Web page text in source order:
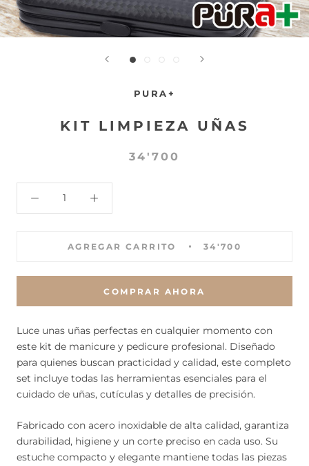
PURA+
KIT LIMPIEZA UÑAS
34'700
AGREGAR CARRITO 34'700
COMPRAR AHORA
Luce unas uñas perfectas en cualquier momento con
este kit de manicure y pedicure profesional. Diseñado
para quienes buscan practicidad y calidad, este completo
set incluye todas las herramientas esenciales para el
cuidado de uñas, cutículas y detalles de precisión.
Fabricado con acero inoxidable de alta calidad, garantiza
durabilidad, higiene y un corte preciso en cada uso. Su
estuche compacto y elegante mantiene todas las piezas